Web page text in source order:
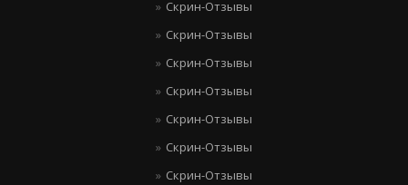
Скрин-Отзывы
Скрин-Отзывы
Скрин-Отзывы
Скрин-Отзывы
Скрин-Отзывы
Скрин-Отзывы
Скрин-Отзывы